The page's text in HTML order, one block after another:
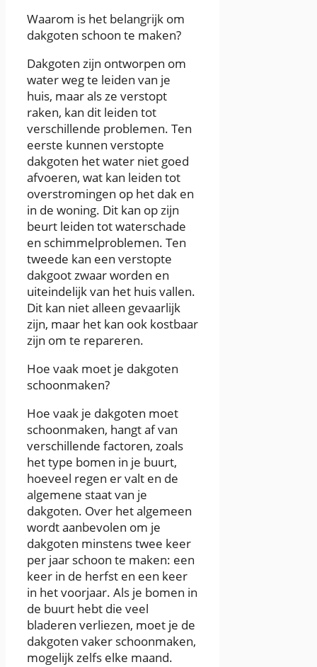
Waarom is het belangrijk om
dakgoten schoon te maken?
Dakgoten zijn ontworpen om
water weg te leiden van je
huis, maar als ze verstopt
raken, kan dit leiden tot
verschillende problemen. Ten
eerste kunnen verstopte
dakgoten het water niet goed
afvoeren, wat kan leiden tot
overstromingen op het dak en
in de woning. Dit kan op zijn
beurt leiden tot waterschade
en schimmelproblemen. Ten
tweede kan een verstopte
dakgoot zwaar worden en
uiteindelijk van het huis vallen.
Dit kan niet alleen gevaarlijk
zijn, maar het kan ook kostbaar
zijn om te repareren.
Hoe vaak moet je dakgoten
schoonmaken?
Hoe vaak je dakgoten moet
schoonmaken, hangt af van
verschillende factoren, zoals
het type bomen in je buurt,
hoeveel regen er valt en de
algemene staat van je
dakgoten. Over het algemeen
wordt aanbevolen om je
dakgoten minstens twee keer
per jaar schoon te maken: een
keer in de herfst en een keer
in het voorjaar. Als je bomen in
de buurt hebt die veel
bladeren verliezen, moet je de
dakgoten vaker schoonmaken,
mogelijk zelfs elke maand.